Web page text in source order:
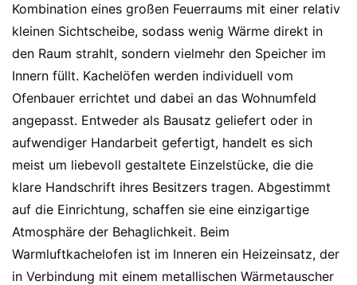
Kombination eines großen Feuerraums mit einer relativ
kleinen Sichtscheibe, sodass wenig Wärme direkt in
den Raum strahlt, sondern vielmehr den Speicher im
Innern füllt. Kachelöfen werden individuell vom
Ofenbauer errichtet und dabei an das Wohnumfeld
angepasst. Entweder als Bausatz geliefert oder in
aufwendiger Handarbeit gefertigt, handelt es sich
meist um liebevoll gestaltete Einzelstücke, die die
klare Handschrift ihres Besitzers tragen. Abgestimmt
auf die Einrichtung, schaffen sie eine einzigartige
Atmosphäre der Behaglichkeit. Beim
Warmluftkachelofen ist im Inneren ein Heizeinsatz, der
in Verbindung mit einem metallischen Wärmetauscher